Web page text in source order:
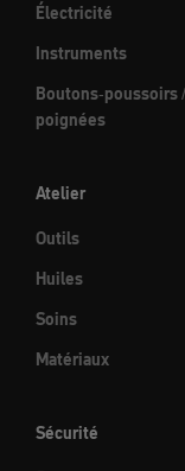
Électricité
Instruments
Boutons-poussoirs /
poignées
Atelier
Outils
Huiles
Soins
Matériaux
Sécurité